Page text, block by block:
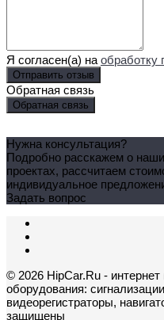
Я согласен(а) на обработку
Обратная связь
Обратная связь
Нужна консультация?
Подробно расскажем о
проектах, рассчитаем
индивидуальное
Задать вопрос
© 2026 HipCar.Ru - интернет
оборудования:
видеорегистраторы,
защищены